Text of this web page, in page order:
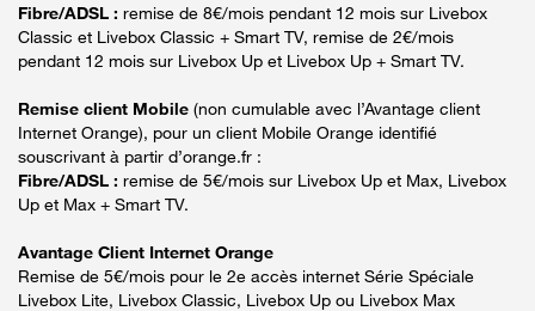
Fibre/ADSL : remise de 8€/mois pendant 12 mois sur Livebox
Classic et Livebox Classic + Smart TV, remise de 2€/mois
pendant 12 mois sur Livebox Up et Livebox Up + Smart TV.
Remise client Mobile (non cumulable avec l’Avantage client
Internet Orange), pour un client Mobile Orange identifié
souscrivant à partir d’orange.fr :
Fibre/ADSL : remise de 5€/mois sur Livebox Up et Max, Livebox
Up et Max + Smart TV.
Avantage Client Internet Orange
Remise de 5€/mois pour le 2e accès internet Série Spéciale
Livebox Lite, Livebox Classic, Livebox Up ou Livebox Max